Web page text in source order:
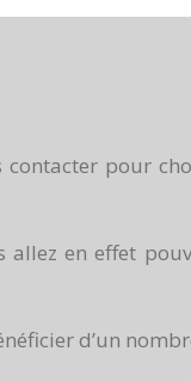
pour
allez en effet
d’un